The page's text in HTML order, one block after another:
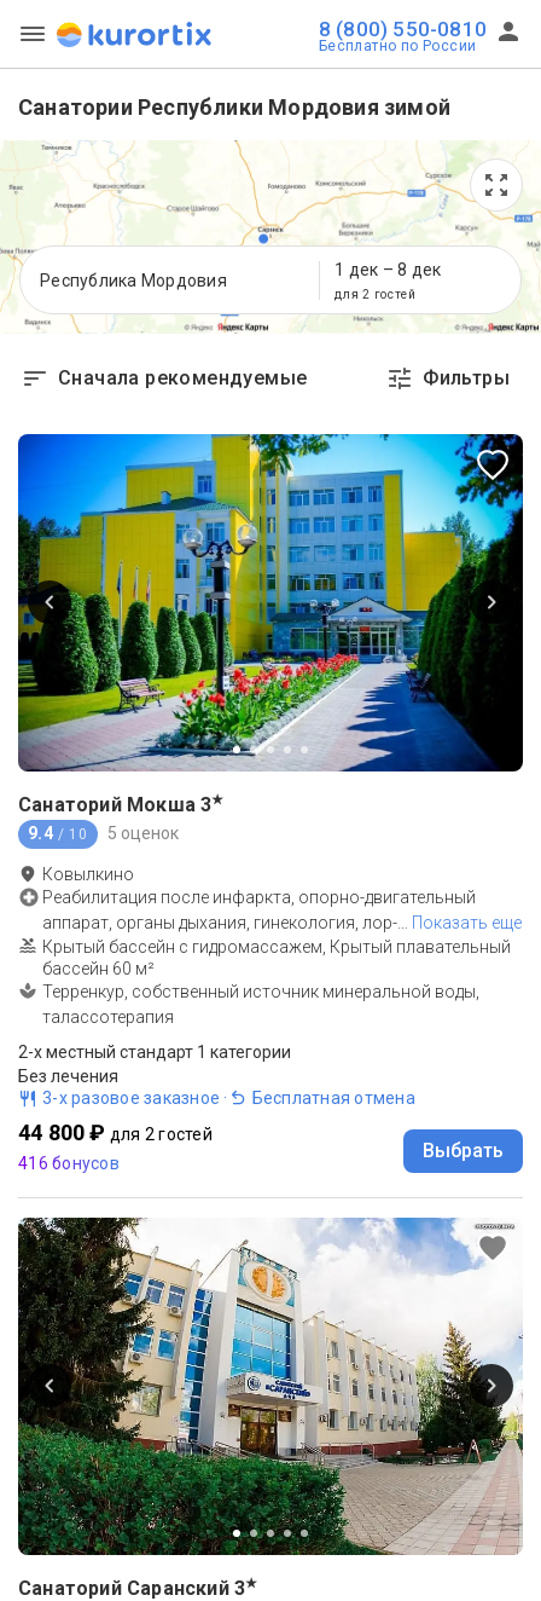
8 (800) 550-0810
Бесплатно по России
Санатории Республики Мордовия зимой
Республика Мордовия
1 дек – 8 дек
для 2 гостей
Сначала рекомендуемые Фильтры
Санаторий Мокша 3★
9.4 / 10 5 оценок
Ковылкино
Реабилитация после инфаркта, опорно-двигательный
аппарат, органы дыхания, гинекология, лор-
Показать еще
Крытый бассейн с гидромассажем, Крытый плавательный
бассейн 60 м²
Терренкур, собственный источник минеральной воды,
талассотерапия
2-x местный стандарт 1 категории
Без лечения
3-х разовое заказное · Бесплатная отмена
44 800 ₽ для 2 гостей
416 бонусов
Выбрать
Санаторий Саранский 3★